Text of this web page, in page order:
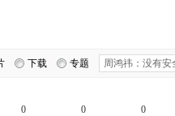
下载 专题
0 0 0